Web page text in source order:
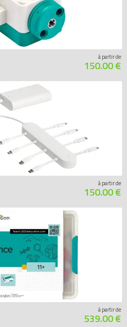
à partir de
150.00 €
à partir de
150.00 €
à partir de
539.00 €